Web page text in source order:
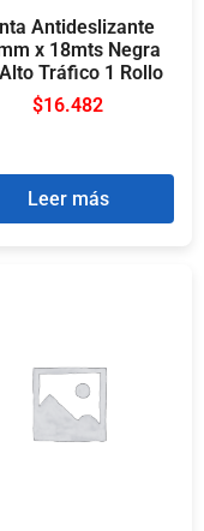
Antideslizante
x 18mts Negra
Tráfico 1 Rollo
$16.482
Leer más